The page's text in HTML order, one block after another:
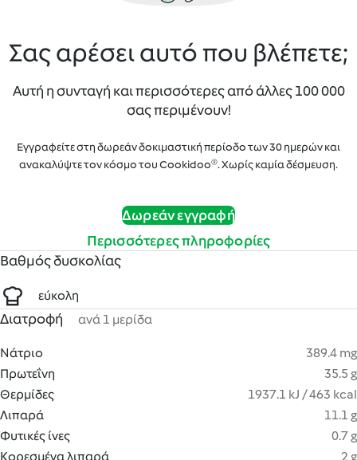
Σας αρέσει αυτό που βλέπετε;
Αυτή η συνταγή και περισσότερες από άλλες 100 000
σας περιμένουν!
Εγγραφείτε στη δωρεάν δοκιμαστική περίοδο των 30 ημερών και
ανακαλύψτε τον κόσμο του Cookidoo®. Χωρίς καμία δέσμευση.
Δωρεάν εγγραφή
Περισσότερες πληροφορίες
Βαθμός δυσκολίας
εύκολη
Διατροφή ανά 1 μερίδα
Νάτριο
389.4 mg
Πρωτεΐνη
35.5 g
Θερμίδες
1937.1 kJ / 463 kcal
Λιπαρά
11.1 g
Φυτικές ίνες
0.7 g
Κορεσμένα λιπαρά
2 g